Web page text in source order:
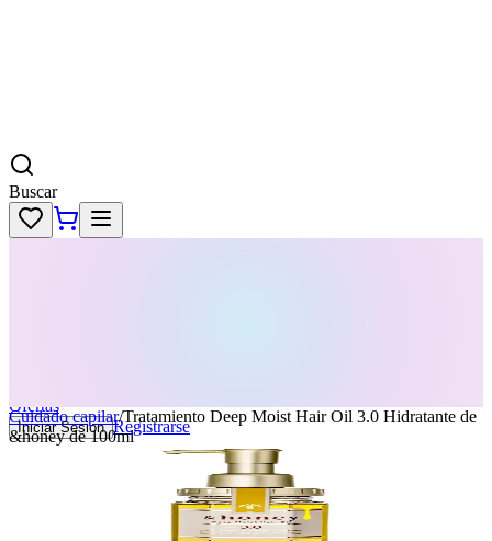
Buscar
Ofertas
Iniciar Sesion Registrarse
Cuidado capilar/Tratamiento Deep Moist Hair Oil 3.0 Hidratante de
&honey de 100ml